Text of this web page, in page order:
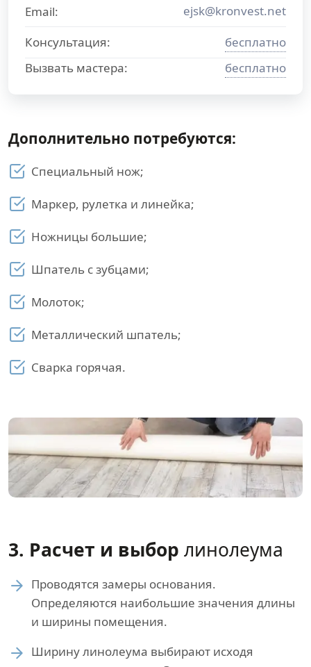
Email:
ejsk@kronvest.net
Консультация:
бесплатно
Вызвать мастера:
бесплатно
Дополнительно потребуются:
Специальный нож;
Маркер, рулетка и линейка;
Ножницы большие;
Шпатель с зубцами;
Молоток;
Металлический шпатель;
Сварка горячая.
3. Расчет и выбор линолеума
Проводятся замеры основания.
Определяются наибольшие значения длины
и ширины помещения.
Ширину линолеума выбирают исходя